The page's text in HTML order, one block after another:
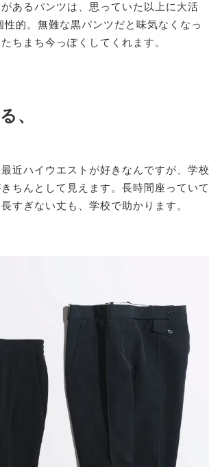
あるパンツは、思っていた以上に大活
的。無難な黒パンツだと味気なくなっ
ちまち今っぽくしてくれます。
、
近ハイウエストが好きなんですが、学校
ちんとして見えます。長時間座っていて
すぎない丈も、学校で助かります。